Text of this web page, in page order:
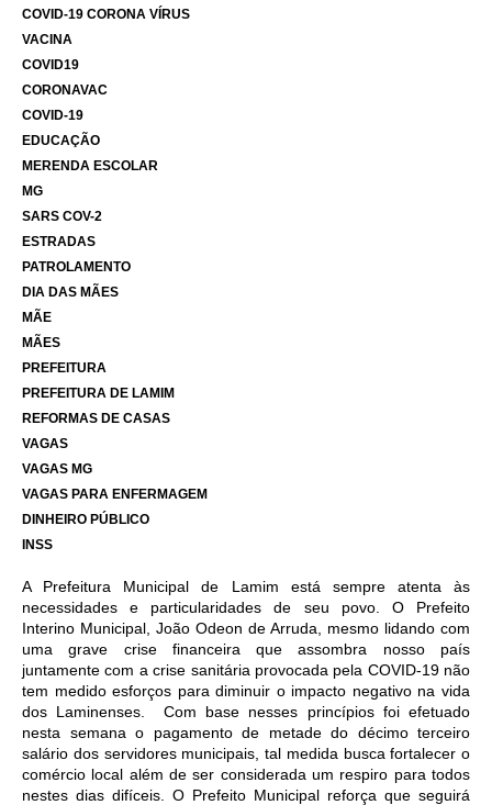
COVID-19 CORONA VÍRUS
VACINA
COVID19
CORONAVAC
COVID-19
EDUCAÇÃO
MERENDA ESCOLAR
MG
SARS COV-2
ESTRADAS
PATROLAMENTO
DIA DAS MÃES
MÃE
MÃES
PREFEITURA
PREFEITURA DE LAMIM
REFORMAS DE CASAS
VAGAS
VAGAS MG
VAGAS PARA ENFERMAGEM
DINHEIRO PÚBLICO
INSS
A Prefeitura Municipal de Lamim está sempre atenta às
necessidades e particularidades de seu povo. O Prefeito
Interino Municipal, João Odeon de Arruda, mesmo lidando com
uma grave crise financeira que assombra nosso país
juntamente com a crise sanitária provocada pela COVID-19 não
tem medido esforços para diminuir o impacto negativo na vida
dos Laminenses. Com base nesses princípios foi efetuado
nesta semana o pagamento de metade do décimo terceiro
salário dos servidores municipais, tal medida busca fortalecer o
comércio local além de ser considerada um respiro para todos
nestes dias difíceis. O Prefeito Municipal reforça que seguirá